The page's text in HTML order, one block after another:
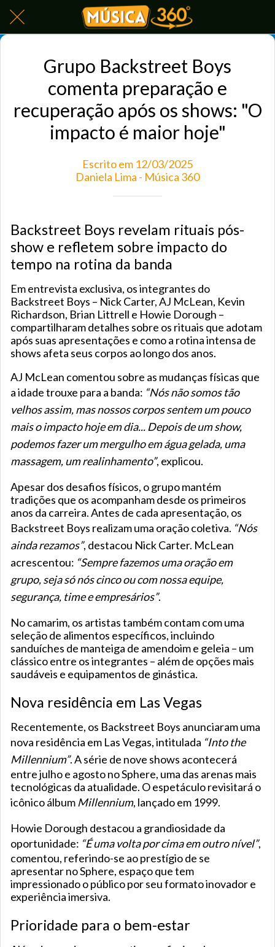
Grupo Backstreet Boys
comenta preparação e
recuperação após os shows: "O
impacto é maior hoje"
Escrito em 12/03/2025
Daniela Lima - Música 360
Backstreet Boys revelam rituais pós-
show e refletem sobre impacto do
tempo na rotina da banda
Em entrevista exclusiva, os integrantes do
Backstreet Boys – Nick Carter, AJ McLean, Kevin
Richardson, Brian Littrell e Howie Dorough –
compartilharam detalhes sobre os rituais que adotam
após suas apresentações e como a rotina intensa de
shows afeta seus corpos ao longo dos anos.
AJ McLean comentou sobre as mudanças físicas que
a idade trouxe para a banda: “Nós não somos tão
velhos assim, mas nossos corpos sentem um pouco
mais o impacto hoje em dia... Depois de um show,
podemos fazer um mergulho em água gelada, uma
massagem, um realinhamento”, explicou.
Apesar dos desafios físicos, o grupo mantém
tradições que os acompanham desde os primeiros
anos da carreira. Antes de cada apresentação, os
Backstreet Boys realizam uma oração coletiva. “Nós
ainda rezamos”, destacou Nick Carter. McLean
acrescentou: “Sempre fazemos uma oração em
grupo, seja só nós cinco ou com nossa equipe,
segurança, time e empresários”.
No camarim, os artistas também contam com uma
seleção de alimentos específicos, incluindo
sanduíches de manteiga de amendoim e geleia – um
clássico entre os integrantes – além de opções mais
saudáveis e equipamentos de ginástica.
Nova residência em Las Vegas
Recentemente, os Backstreet Boys anunciaram uma
nova residência em Las Vegas, intitulada “Into the
Millennium”. A série de nove shows acontecerá
entre julho e agosto no Sphere, uma das arenas mais
tecnológicas da atualidade. O espetáculo revisitará o
icônico álbum Millennium, lançado em 1999.
Howie Dorough destacou a grandiosidade da
oportunidade: “É uma volta por cima em outro nível”,
comentou, referindo-se ao prestígio de se
apresentar no Sphere, espaço que tem
impressionado o público por seu formato inovador e
experiência imersiva.
Prioridade para o bem-estar